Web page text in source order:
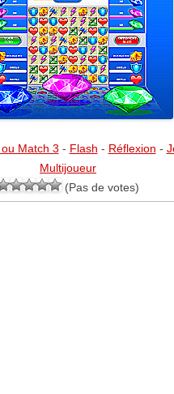
Match 3 - Flash - Réflexion -
Multijoueur
(Pas de votes)